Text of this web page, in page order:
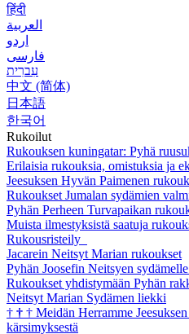
हिंदी
العربية
اردو
فارسی
עִברִית
中文 (简体)
日本語
한국어
Rukoilut
Rukouksen kuningatar: Pyhä
Erilaisia rukouksia, omistuksia ja
Jeesuksen Hyvän Paimenen
Rukoukset Jumalan sydämien
Pyhän Perheen Turvapaikan
Muista ilmestyksistä saatuja
Rukousristeily
Jacarein Neitsyt Marian rukoukset
Pyhän Joosefin Neitsyen
Rukoukset yhdistymään Pyhän
Neitsyt Marian Sydämen liekki
† † † Meidän Herramme
kärsimyksestä